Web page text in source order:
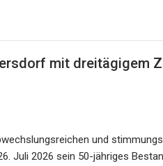
mit dreitägigem
und
Juli 2026 sein 50-jähriges